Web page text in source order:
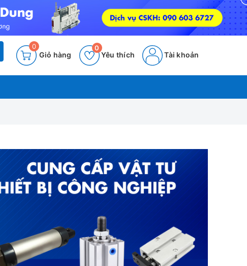
0
Giỏ hàng Yêu thích
0
Tài khoản